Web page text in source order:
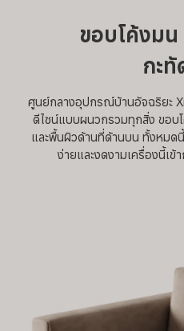
ขอบโค้งมน
กะ
ศูนย์กลางอุปกรณ์บ้านอัจฉริยะ
ดีไซน์แบบผนวกรวมทุกสิ่ง ขอบ
และพื้นผิวด้านที่ด้านบน ทั้งหมด
ง่ายและงดงามเครื่องนี้เ